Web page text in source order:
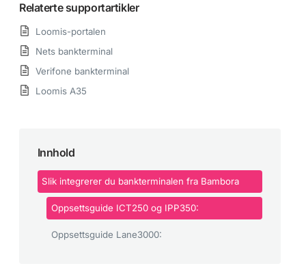
Relaterte supportartikler
Loomis-portalen
Nets bankterminal
Verifone bankterminal
Loomis A35
Innhold
Slik integrerer du bankterminalen fra Bambora
Oppsettsguide ICT250 og IPP350:
Oppsettsguide Lane3000: